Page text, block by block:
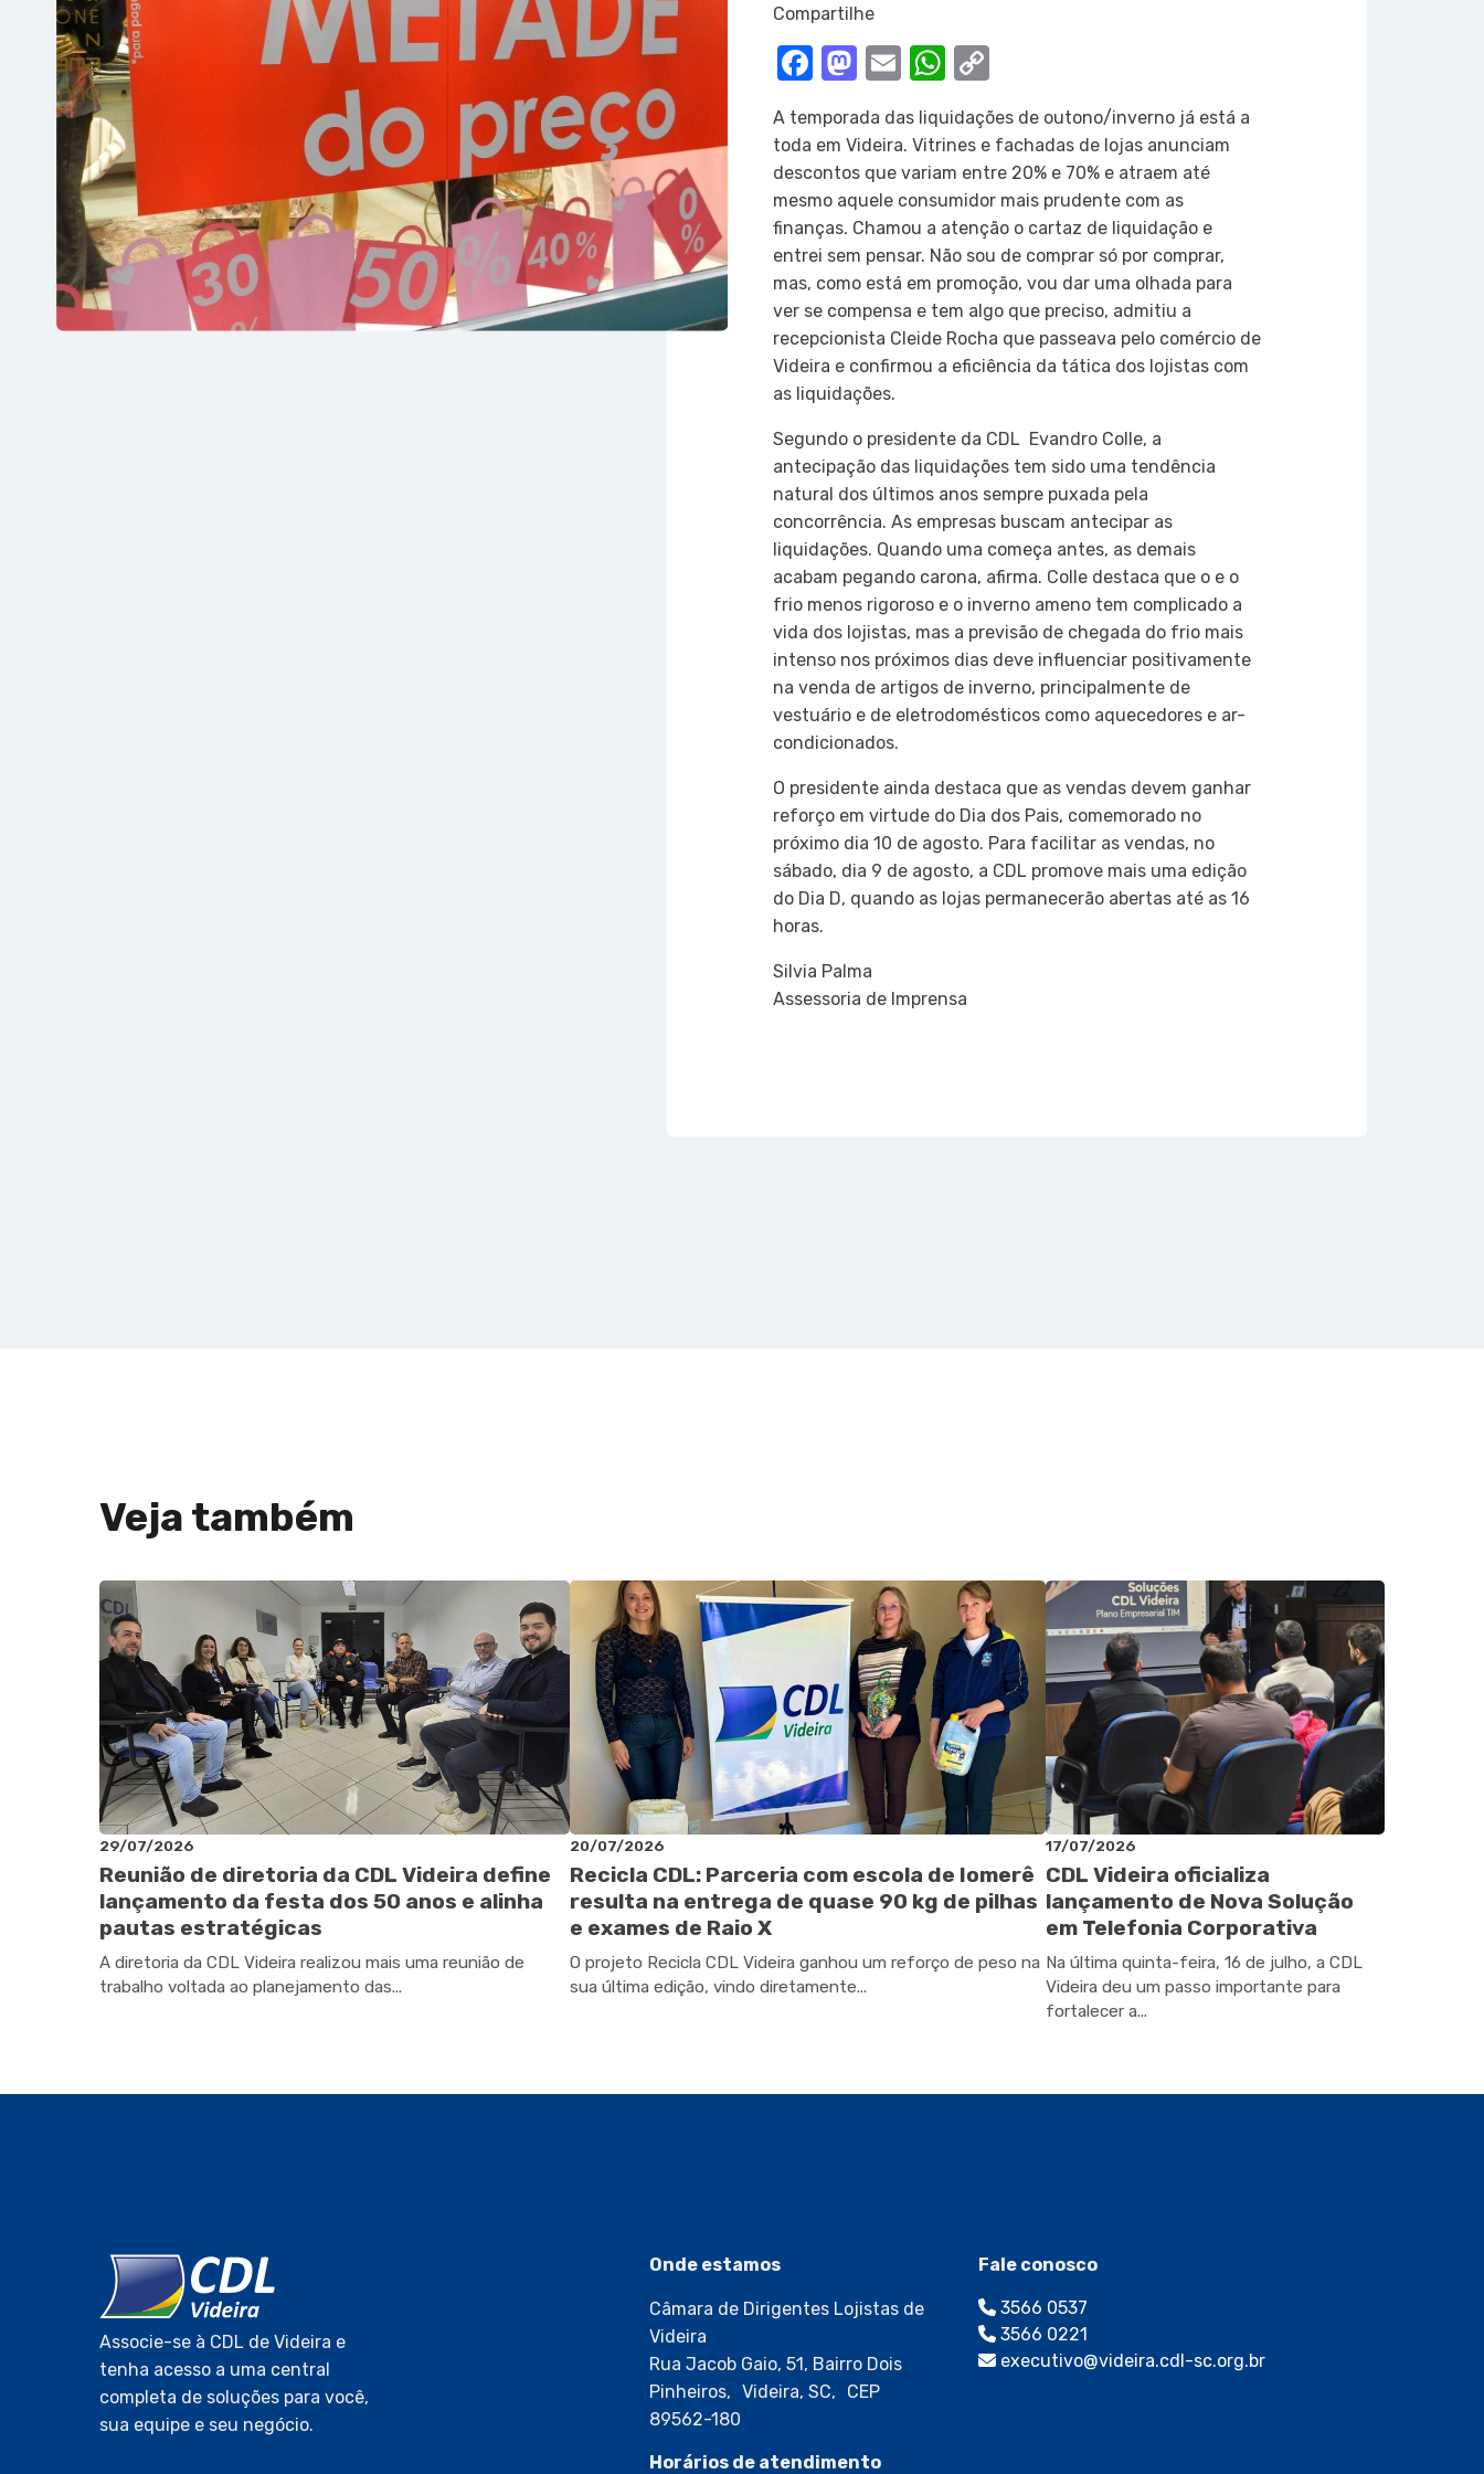
Compartilhe
Facebook
Mastodon
EmailWhatsApp
Copy
A temporada das liquidações de outono/inverno já está a
toda em Videira. Vitrines e fachadas de lojas anunciam
descontos que variam entre 20% e 70% e atraem até
mesmo aquele consumidor mais prudente com as
finanças. Chamou a atenção o cartaz de liquidação e
entrei sem pensar. Não sou de comprar só por comprar,
mas, como está em promoção, vou dar uma olhada para
ver se compensa e tem algo que preciso, admitiu a
recepcionista Cleide Rocha que passeava pelo comércio de
Videira e confirmou a eficiência da tática dos lojistas com
as liquidações.
Segundo o presidente da CDL  Evandro Colle, a
antecipação das liquidações tem sido uma tendência
natural dos últimos anos sempre puxada pela
concorrência. As empresas buscam antecipar as
liquidações. Quando uma começa antes, as demais
acabam pegando carona, afirma. Colle destaca que o e o
frio menos rigoroso e o inverno ameno tem complicado a
vida dos lojistas, mas a previsão de chegada do frio mais
intenso nos próximos dias deve influenciar positivamente
na venda de artigos de inverno, principalmente de
vestuário e de eletrodomésticos como aquecedores e ar-
condicionados.
O presidente ainda destaca que as vendas devem ganhar
reforço em virtude do Dia dos Pais, comemorado no
próximo dia 10 de agosto. Para facilitar as vendas, no
sábado, dia 9 de agosto, a CDL promove mais uma edição
do Dia D, quando as lojas permanecerão abertas até as 16
horas.
Silvia Palma
Assessoria de Imprensa
Veja também
29/07/2026
Reunião de diretoria da CDL Videira define
lançamento da festa dos 50 anos e alinha
pautas estratégicas
A diretoria da CDL Videira realizou mais uma reunião de
trabalho voltada ao planejamento das...
20/07/2026
Recicla CDL: Parceria com escola de Iomerê
resulta na entrega de quase 90 kg de pilhas
e exames de Raio X
O projeto Recicla CDL Videira ganhou um reforço de peso na
sua última edição, vindo diretamente...
17/07/2026
CDL Videira oficializa
lançamento de Nova Solução
em Telefonia Corporativa
Na última quinta-feira, 16 de julho, a CDL
Videira deu um passo importante para
fortalecer a...
Associe-se à CDL de Videira e
tenha acesso a uma central
completa de soluções para você,
sua equipe e seu negócio.
Onde estamos
Câmara de Dirigentes Lojistas de
Videira
Rua Jacob Gaio, 51, Bairro Dois
Pinheiros, Videira, SC, CEP
89562-180
Horários de atendimento
Fale conosco
3566 0537
3566 0221
executivo@videira.cdl-sc.org.br